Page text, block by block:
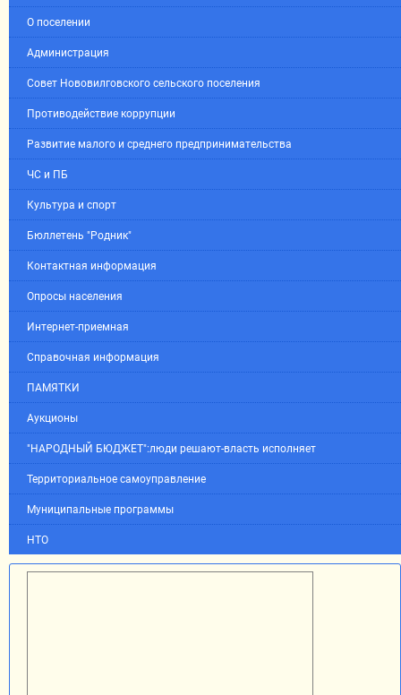
О поселении
Администрация
Совет Нововилговского сельского поселения
Противодействие коррупции
Развитие малого и среднего предпринимательства
ЧС и ПБ
Культура и спорт
Бюллетень "Родник"
Контактная информация
Опросы населения
Интернет-приемная
Справочная информация
ПАМЯТКИ
Аукционы
"НАРОДНЫЙ БЮДЖЕТ":люди решают-власть исполняет
Территориальное самоуправление
Муниципальные программы
НТО